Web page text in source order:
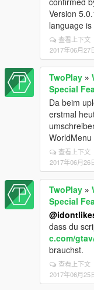
Version
language
查看上下文
2017年06月27
TwoPlay »
Special
Da beim
erstmal
查看上下文
2017年06月26
TwoPlay »
Special
dass du
c.com/
brauchst.
查看上下文
2017年06月25